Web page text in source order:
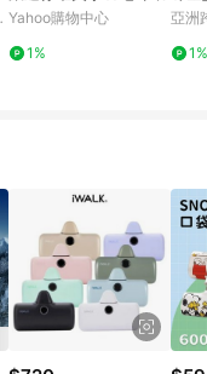
Yahoo購物中心
1%
亞洲
1%